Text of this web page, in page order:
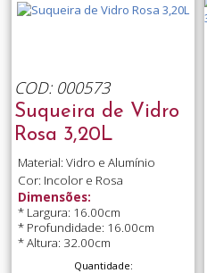
COD: 000573
Suqueira de Vidro
Rosa 3,20L
Material: Vidro e Alumínio
Cor: Incolor e Rosa
Dimensões:
* Largura: 16.00cm
* Profundidade: 16.00cm
* Altura: 32.00cm
Quantidade: